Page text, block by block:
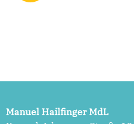
Manuel Hailfinger MdL